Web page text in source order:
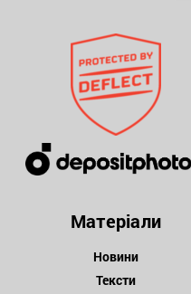
Матеріали
Новини
Тексти